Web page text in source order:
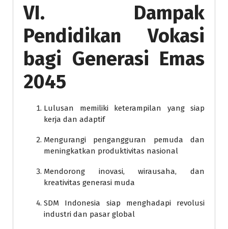
VI. Dampak
Pendidikan Vokasi
bagi Generasi Emas
2045
Lulusan memiliki keterampilan yang siap
kerja dan adaptif
Mengurangi pengangguran pemuda dan
meningkatkan produktivitas nasional
Mendorong inovasi, wirausaha, dan
kreativitas generasi muda
SDM Indonesia siap menghadapi revolusi
industri dan pasar global